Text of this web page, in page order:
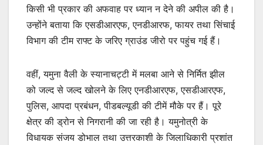
किसी भी प्रकार की अफवाह पर ध्यान न देने की अपील की है।
उन्होंने बताया कि एसडीआरएफ, एनडीआरफ, फायर तथा सिंचाई
विभाग की टीम राफ्ट के जरिए ग्राउंड जीरो पर पहुंच गई हैं।
वहीं, यमुना वैली के स्यानाचट्टी में मलबा आने से निर्मित झील
को जल्द से जल्द खोलने के लिए एनडीआरएफ, एसडीआरएफ,
पुलिस, आपदा प्रबंधन, पीडबल्यूडी की टीमें मौके पर हैं। पूरे
क्षेत्र की ड्रोन से निगरानी की जा रही है। यमुनोत्री के
विधायक संजय डोभाल तथा उत्तरकाशी के जिलाधिकारी प्रशांत